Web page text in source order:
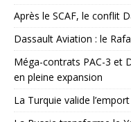
Après le SCAF, le conflit
Dassault Aviation : le
Méga-contrats PAC-3 et
en pleine expansion
La Turquie valide